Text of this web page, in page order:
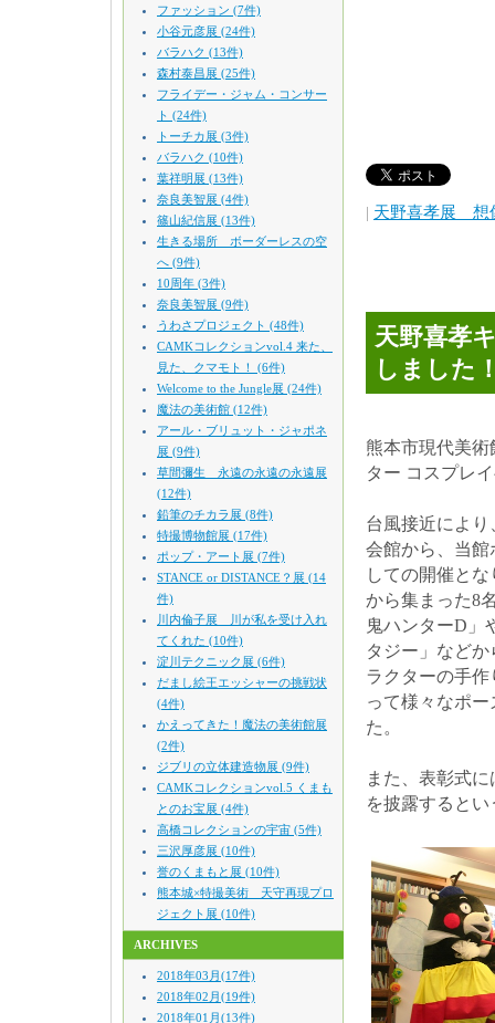
ファッション (7件)
小谷元彦展 (24件)
バラハク (13件)
森村泰昌展 (25件)
フライデー・ジャム・コンサー
ト (24件)
トーチカ展 (3件)
バラハク (10件)
葉祥明展 (13件)
奈良美智展 (4件)
篠山紀信展 (13件)
生きる場所 ボーダーレスの空
へ (9件)
10周年 (3件)
奈良美智展 (9件)
うわさプロジェクト (48件)
CAMKコレクションvol.4 来た、
見た、クマモト！ (6件)
Welcome to the Jungle展 (24件)
魔法の美術館 (12件)
アール・ブリュット・ジャポネ
展 (9件)
草間彌生 永遠の永遠の永遠展
(12件)
鉛筆のチカラ展 (8件)
特撮博物館展 (17件)
ポップ・アート展 (7件)
STANCE or DISTANCE？展 (14
件)
川内倫子展 川が私を受け入れ
てくれた (10件)
淀川テクニック展 (6件)
だまし絵王エッシャーの挑戦状
(4件)
かえってきた！魔法の美術館展
(2件)
ジブリの立体建造物展 (9件)
CAMKコレクションvol.5 くまも
とのお宝展 (4件)
高橋コレクションの宇宙 (5件)
三沢厚彦展 (10件)
誉のくまもと展 (10件)
熊本城×特撮美術 天守再現プロ
ジェクト展 (10件)
ARCHIVES
2018年03月(17件)
2018年02月(19件)
2018年01月(13件)
| 天野喜孝展 想
天野喜孝
しました
熊本市現代美
ター コスプレ
台風接近によ
会館から、当
しての開催と
から集まった8
鬼ハンターD」
タジー」など
ラクターの手
って様々なポ
た。
また、表彰式
を披露すると